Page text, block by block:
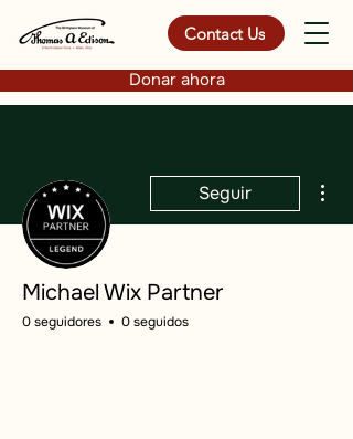
Contact Us
Donar ahora
Seguir
Michael Wix Partner
0 seguidores 0 seguidos